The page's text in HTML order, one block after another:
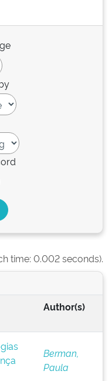
time: 0.002 seconds).
Author(s)
Berman,
Paula